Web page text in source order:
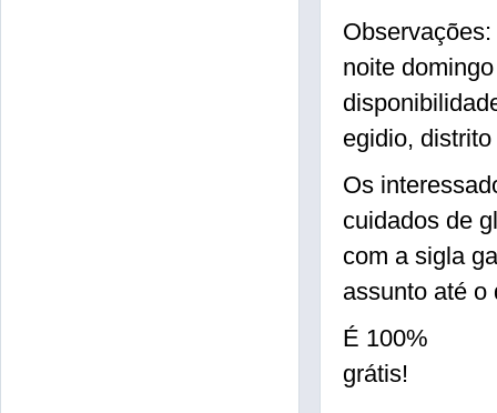
noite
egidio,
Os
cuidados de
com a sigla
assunto até o
É 100%
grátis!